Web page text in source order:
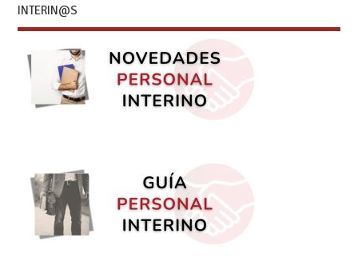
INTERIN@S